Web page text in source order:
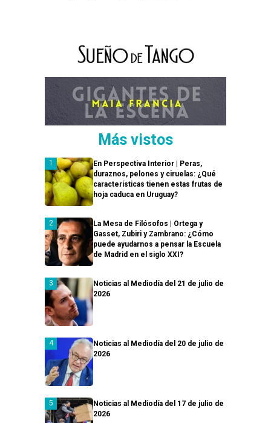
Más vistos
En Perspectiva Interior | Peras,
duraznos, pelones y ciruelas: ¿Qué
características tienen estas frutas de
hoja caduca en Uruguay?
La Mesa de Filósofos | Ortega y
Gasset, Zubiri y Zambrano: ¿Cómo
puede ayudarnos a pensar la Escuela
de Madrid en el siglo XXI?
Noticias al Mediodía del 21 de julio de
2026
Noticias al Mediodía del 20 de julio de
2026
Noticias al Mediodía del 17 de julio de
2026